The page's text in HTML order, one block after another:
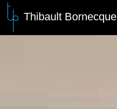
Thibault Bornecque